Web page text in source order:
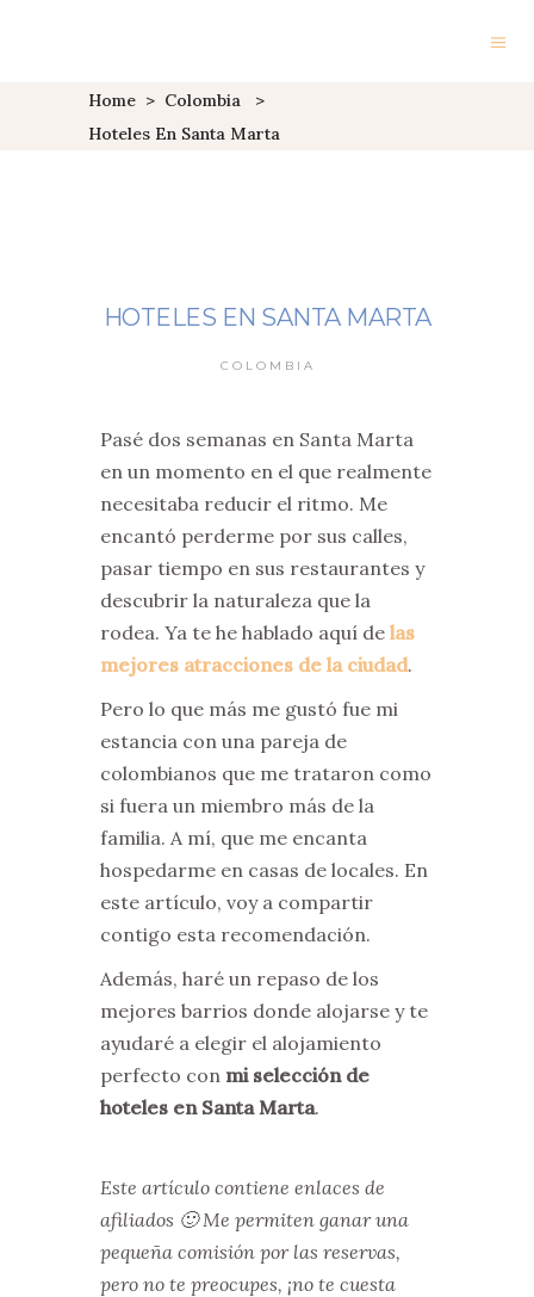
Home > Colombia
>
Hoteles En Santa Marta
HOTELES EN SANTA MARTA
COLOMBIA
Pasé dos semanas en Santa Marta
en un momento en el que realmente
necesitaba reducir el ritmo. Me
encantó perderme por sus calles,
pasar tiempo en sus restaurantes y
descubrir la naturaleza que la
rodea. Ya te he hablado aquí de las
mejores atracciones de la ciudad.
Pero lo que más me gustó fue mi
estancia con una pareja de
colombianos que me trataron como
si fuera un miembro más de la
familia. A mí, que me encanta
hospedarme en casas de locales. En
este artículo, voy a compartir
contigo esta recomendación.
Además, haré un repaso de los
mejores barrios donde alojarse y te
ayudaré a elegir el alojamiento
perfecto con mi selección de
hoteles en Santa Marta.
Este artículo contiene enlaces de
afiliados 🙂 Me permiten ganar una
pequeña comisión por las reservas,
pero no te preocupes, ¡no te cuesta